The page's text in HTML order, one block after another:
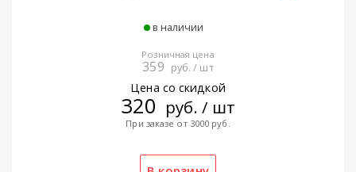
в наличии
Розничная цена
359 руб. / шт
Цена со скидкой
320 руб. / шт
При заказе от 3000 руб.